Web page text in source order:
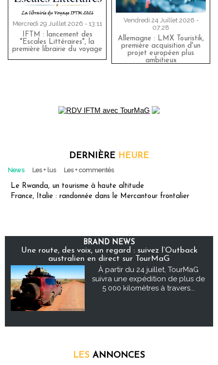
Mercredi 29 Juillet 2026 - 13:11
IFTM : lancement des
"Escales Littéraires", la
première librairie du voyage
Vendredi 24 Juillet 2026 -
07:28
Allemagne : LMX Touristik,
première acquisition d'un
projet européen plus
ambitieux
DERNIÈRE HEURE
News Les + lus Les + commentés
Le Rwanda, un tourisme à haute altitude
France, Italie : randonnée dans le Mercantour frontalier
BRAND NEWS
Une route, des voix, un regard : suivez l’Outback
australien en direct sur TourMaG
À partir du 24 juillet, TourMaG
suivra une expédition de plus de
5 000 kilomètres à travers...
LES ANNONCES